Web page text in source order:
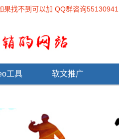
找不到可以加 QQ群咨询55130941
工具 软文推广